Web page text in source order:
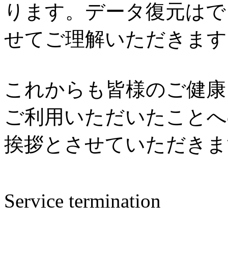
ります。データ復元は
せてご理解いただきま
これからも皆様のご健
ご利用いただいたこと
挨拶とさせていただき
Service termination